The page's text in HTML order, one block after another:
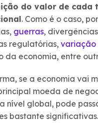
do valor de cada
. Como é o caso,
guerras,
regulatórias, variação
da economia, entre
se a economia vai
moeda de
nível global, pode
bastante significativas.